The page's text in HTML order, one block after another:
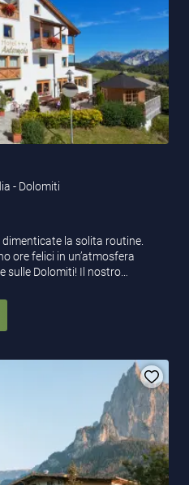
- Dolomiti
la solita routine.
ore felici in un’atmosfera
Dolomiti! Il nostro…